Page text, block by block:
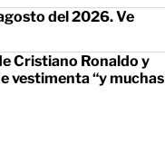
del 2026. Ve
Cristiano Ronaldo y
vestimenta “y muchas